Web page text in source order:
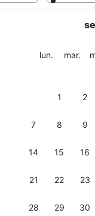
lun. lundimar.
1 2
7 8 9
14 15 16
21 22 23
28 29 30